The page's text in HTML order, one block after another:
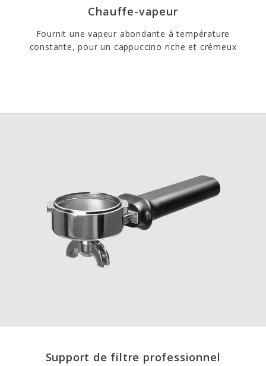
Chauffe-vapeur
Fournit une vapeur abondante à température
constante, pour un cappuccino riche et crémeux
Support de filtre professionnel